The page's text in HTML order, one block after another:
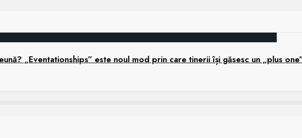
„Eventationships” este noul mod prin care tinerii își găsesc un „plus